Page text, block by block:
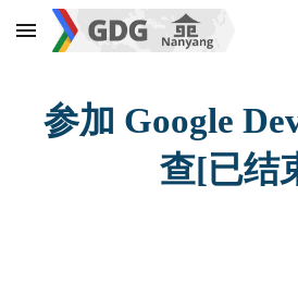
Skip to main content
参加 Google
查[已结